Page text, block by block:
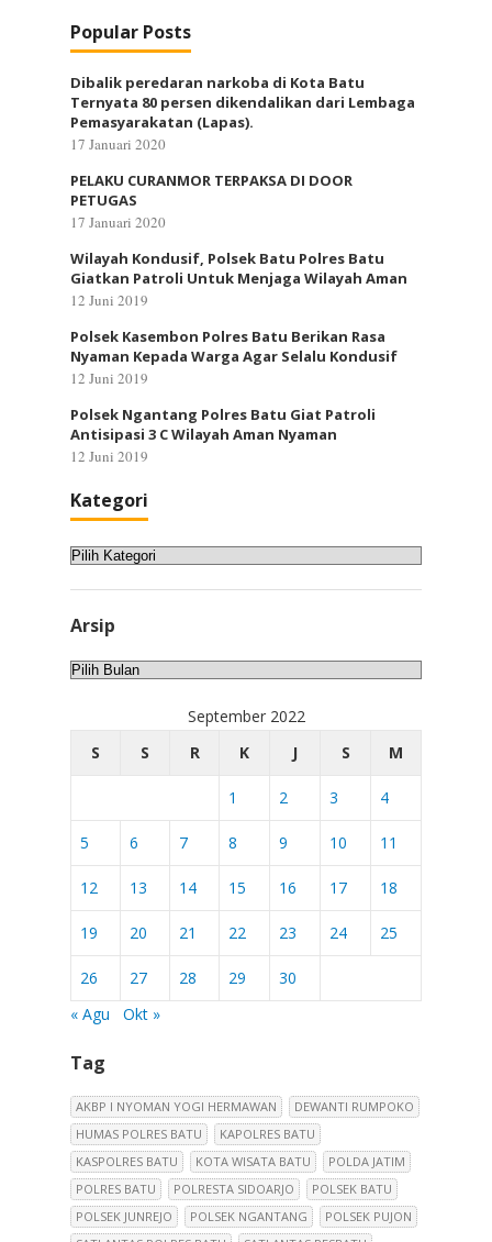
Popular Posts
Dibalik peredaran narkoba di Kota Batu
Ternyata 80 persen dikendalikan dari Lembaga
Pemasyarakatan (Lapas).
17 Januari 2020
PELAKU CURANMOR TERPAKSA DI DOOR
PETUGAS
17 Januari 2020
Wilayah Kondusif, Polsek Batu Polres Batu
Giatkan Patroli Untuk Menjaga Wilayah Aman
12 Juni 2019
Polsek Kasembon Polres Batu Berikan Rasa
Nyaman Kepada Warga Agar Selalu Kondusif
12 Juni 2019
Polsek Ngantang Polres Batu Giat Patroli
Antisipasi 3 C Wilayah Aman Nyaman
12 Juni 2019
Kategori
Kategori
Arsip
Arsip
September 2022
S
S R K J S M
1 2 3 4
5 6 7 8 9 10 11
12 13 14 15 16 17 18
19 20 21 22 23 24 25
26 27 28 29
30
« Agu
Okt »
Tag
AKBP I NYOMAN YOGI HERMAWAN
DEWANTI RUMPOKO
HUMAS POLRES BATU
KAPOLRES BATU
KASPOLRES BATU
KOTA WISATA BATU
POLDA JATIM
POLRES BATU
POLRESTA SIDOARJO
POLSEK BATU
POLSEK JUNREJO
POLSEK NGANTANG
POLSEK PUJON